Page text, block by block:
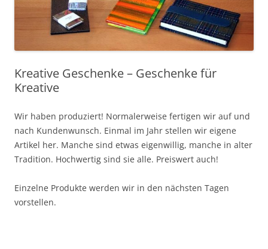
Kreative Geschenke – Geschenke für
Kreative
Wir haben produziert! Normalerweise fertigen wir auf und
nach Kundenwunsch. Einmal im Jahr stellen wir eigene
Artikel her. Manche sind etwas eigenwillig, manche in alter
Tradition. Hochwertig sind sie alle. Preiswert auch!
Einzelne Produkte werden wir in den nächsten Tagen
vorstellen.